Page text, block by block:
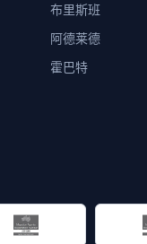
布里斯班
阿德莱德
霍巴特